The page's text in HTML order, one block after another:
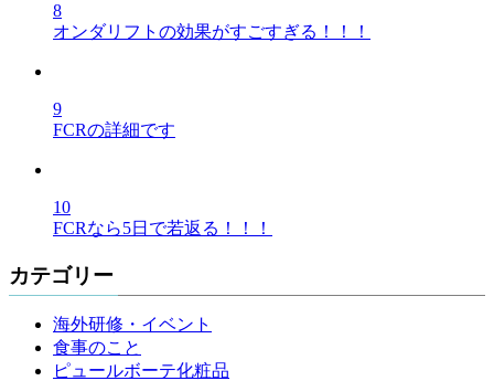
8
オンダリフトの効果がすごすぎる！！！
9
FCRの詳細です
10
FCRなら5日で若返る！！！
カテゴリー
海外研修・イベント
食事のこと
ピュールボーテ化粧品